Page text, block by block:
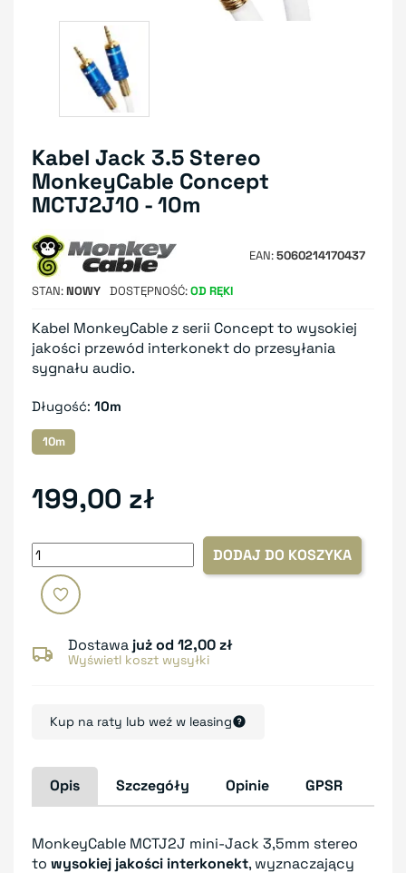
Kabel Jack 3.5 Stereo
MonkeyCable Concept
MCTJ2J10 - 10m
EAN 5060214170437
STAN NOWY DOSTĘPNOŚĆ OD RĘKI
Kabel MonkeyCable z serii Concept to wysokiej
jakości przewód interkonekt do przesyłania
sygnału audio.
Długość: 10m
10m
199,00 zł
DODAJ DO KOSZYKA
Dostawa już od 12,00 zł
Wyświetl koszt wysyłki
Kup na raty lub weź w leasing
Opis Szczegóły Opinie GPSR
MonkeyCable MCTJ2J mini-Jack 3,5mm stereo
to wysokiej jakości interkonekt, wyznaczający